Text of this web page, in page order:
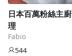
日本百萬粉絲主
理
Fabio
544